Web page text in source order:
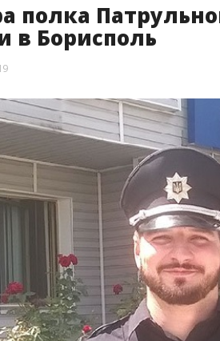
полка
в Борисполь